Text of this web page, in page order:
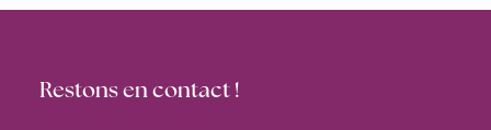
Restons en contact !